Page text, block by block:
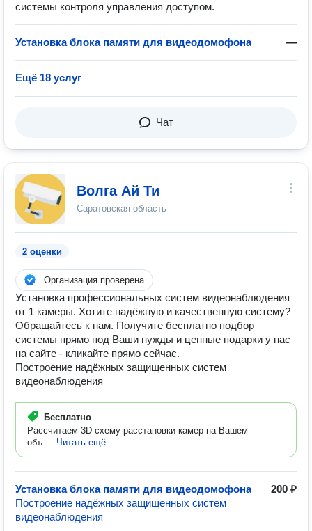
системы контроля управления доступом.
Установка блока памяти для видеодомофона —
Ещё 18 услуг
Чат
Волга Ай Ти
Саратовская область
2 оценки
Организация проверена
Установка профессиональных систем видеонаблюдения
от 1 камеры. Хотите надёжную и качественную систему?
Обращайтесь к нам. Получите бесплатно подбор
системы прямо под Ваши нужды и ценные подарки у нас
на сайте - кликайте прямо сейчас.
Построение надёжных защищенных систем
видеонаблюдения
Бесплатно
Рассчитаем 3D-схему расстановки камер на Вашем
объ...
Читать ещё
Установка блока памяти для видеодомофона
200 ₽
Построение надёжных защищенных систем
видеонаблюдения